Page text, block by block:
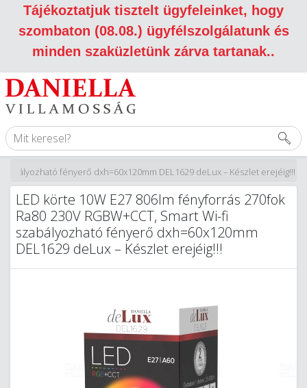
Tájékoztatjuk tisztelt ügyfeleinket, hogy
szombaton (08.08.) ügyfélszolgálatunk és
minden szaküzletünk zárva tartanak..
fényerő dxh=60x120mm DEL1629 deLux – Készlet erejéig!!!
LED körte 10W E27 806lm fényforrás 270fok
Ra80 230V RGBW+CCT, Smart Wi-fi
szabályozható fényerő dxh=60x120mm
DEL1629 deLux – Készlet erejéig!!!